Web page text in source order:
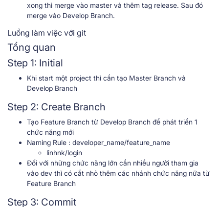
xong thì merge vào master và thêm tag release. Sau đó
merge vào Develop Branch.
Luồng làm việc với git
Tổng quan
Step 1: Initial
Khi start một project thì cần tạo Master Branch và
Develop Branch
Step 2: Create Branch
Tạo Feature Branch từ Develop Branch để phát triển 1
chức năng mới
Naming Rule : developer_name/feature_name
linhnk/login
Đối với những chức năng lớn cần nhiều người tham gia
vào dev thì có cắt nhỏ thêm các nhánh chức năng nữa từ
Feature Branch
Step 3: Commit